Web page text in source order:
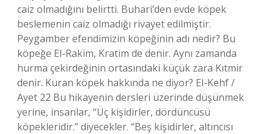
caiz olmadığını belirtti. Buhari’den evde köpek
beslemenin caiz olmadığı rivayet edilmiştir.
Peygamber efendimizin köpeğinin adı nedir? Bu
köpeğe El-Rakim, Kratim de denir. Aynı zamanda
hurma çekirdeğinin ortasındaki küçük zara Kıtmir
denir. Kuran köpek hakkında ne diyor? El-Kehf /
Ayet 22 Bu hikayenin dersleri üzerinde düşünmek
yerine, insanlar, “Üç kişidirler, dördüncüsü
köpekleridir.” diyecekler. “Beş kişidirler, altıncısı